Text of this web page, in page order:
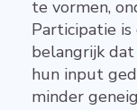
te vormen,
Participatie
belangrijk
hun input
minder